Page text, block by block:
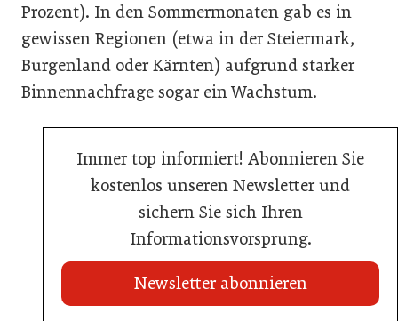
Prozent). In den Sommermonaten gab es in
gewissen Regionen (etwa in der Steiermark,
Burgenland oder Kärnten) aufgrund starker
Binnennachfrage sogar ein Wachstum.
Immer top informiert! Abonnieren Sie
kostenlos unseren Newsletter und
sichern Sie sich Ihren
Informationsvorsprung.
Newsletter abonnieren